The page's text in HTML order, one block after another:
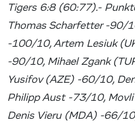
Tigers 6:8 (60:77).-
Thomas Scharfetter -90/
-100/10, Artem Lesiuk
-90/10, Mihael Zgank
Yusifov (AZE) -60/10,
Philipp Aust -73/10,
Denis Vieru (MDA) -66/